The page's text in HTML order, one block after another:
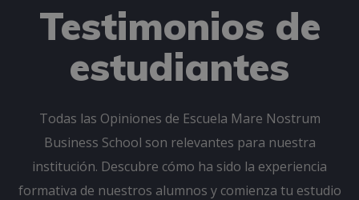
Testimonios de
estudiantes
Todas las Opiniones de Escuela Mare Nostrum
Business School son relevantes para nuestra
institución. Descubre cómo ha sido la experiencia
formativa de nuestros alumnos y comienza tu estudio